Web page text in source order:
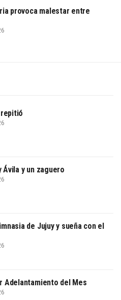
provoca malestar entre
Ávila y un zaguero
de Jujuy y sueña con el
Adelantamiento del Mes